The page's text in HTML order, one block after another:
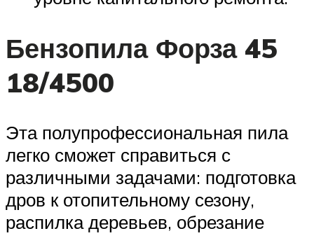
Бензопила Форза 45
18/4500
Эта полупрофессиональная пила
легко сможет справиться с
различными задачами: подготовка
дров к отопительному сезону,
распилка деревьев, обрезание